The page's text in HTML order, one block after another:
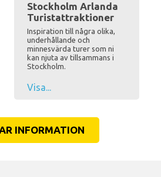
Stockholm Arlanda
Turistattraktioner
Inspiration till några olika,
underhållande och
minnesvärda turer som ni
kan njuta av tillsammans i
Stockholm.
Visa...
INFORMATION